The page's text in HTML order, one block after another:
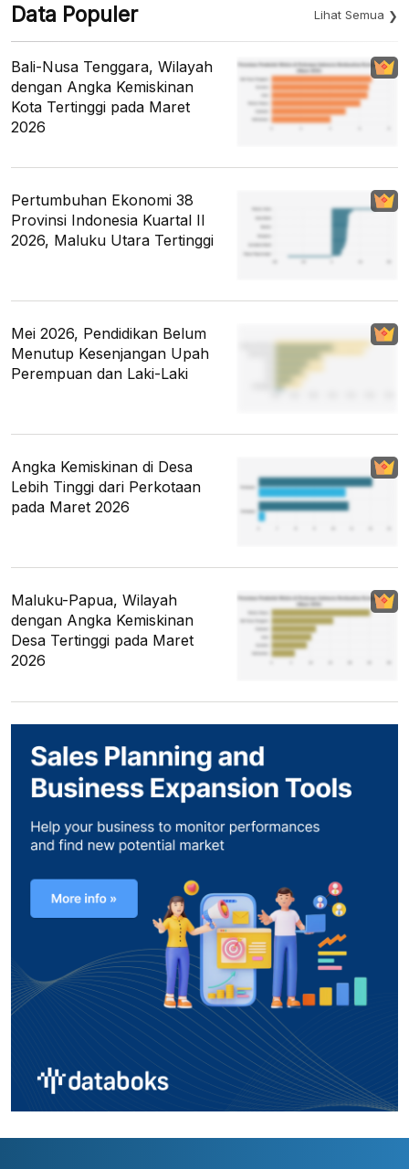
Data Populer Lihat Semua
Bali-Nusa Tenggara, Wilayah
dengan Angka Kemiskinan
Kota Tertinggi pada Maret
2026
Pertumbuhan Ekonomi 38
Provinsi Indonesia Kuartal II
2026, Maluku Utara Tertinggi
Mei 2026, Pendidikan Belum
Menutup Kesenjangan Upah
Perempuan dan Laki-Laki
Angka Kemiskinan di Desa
Lebih Tinggi dari Perkotaan
pada Maret 2026
Maluku-Papua, Wilayah
dengan Angka Kemiskinan
Desa Tertinggi pada Maret
2026